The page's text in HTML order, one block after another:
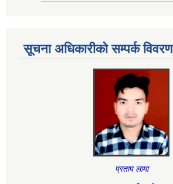
सूचना अधिकारीकाे सम्पर्क विवरण
प्रताप लामा